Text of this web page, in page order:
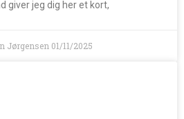
giver jeg dig her et kort,
Jørgensen 01/11/2025